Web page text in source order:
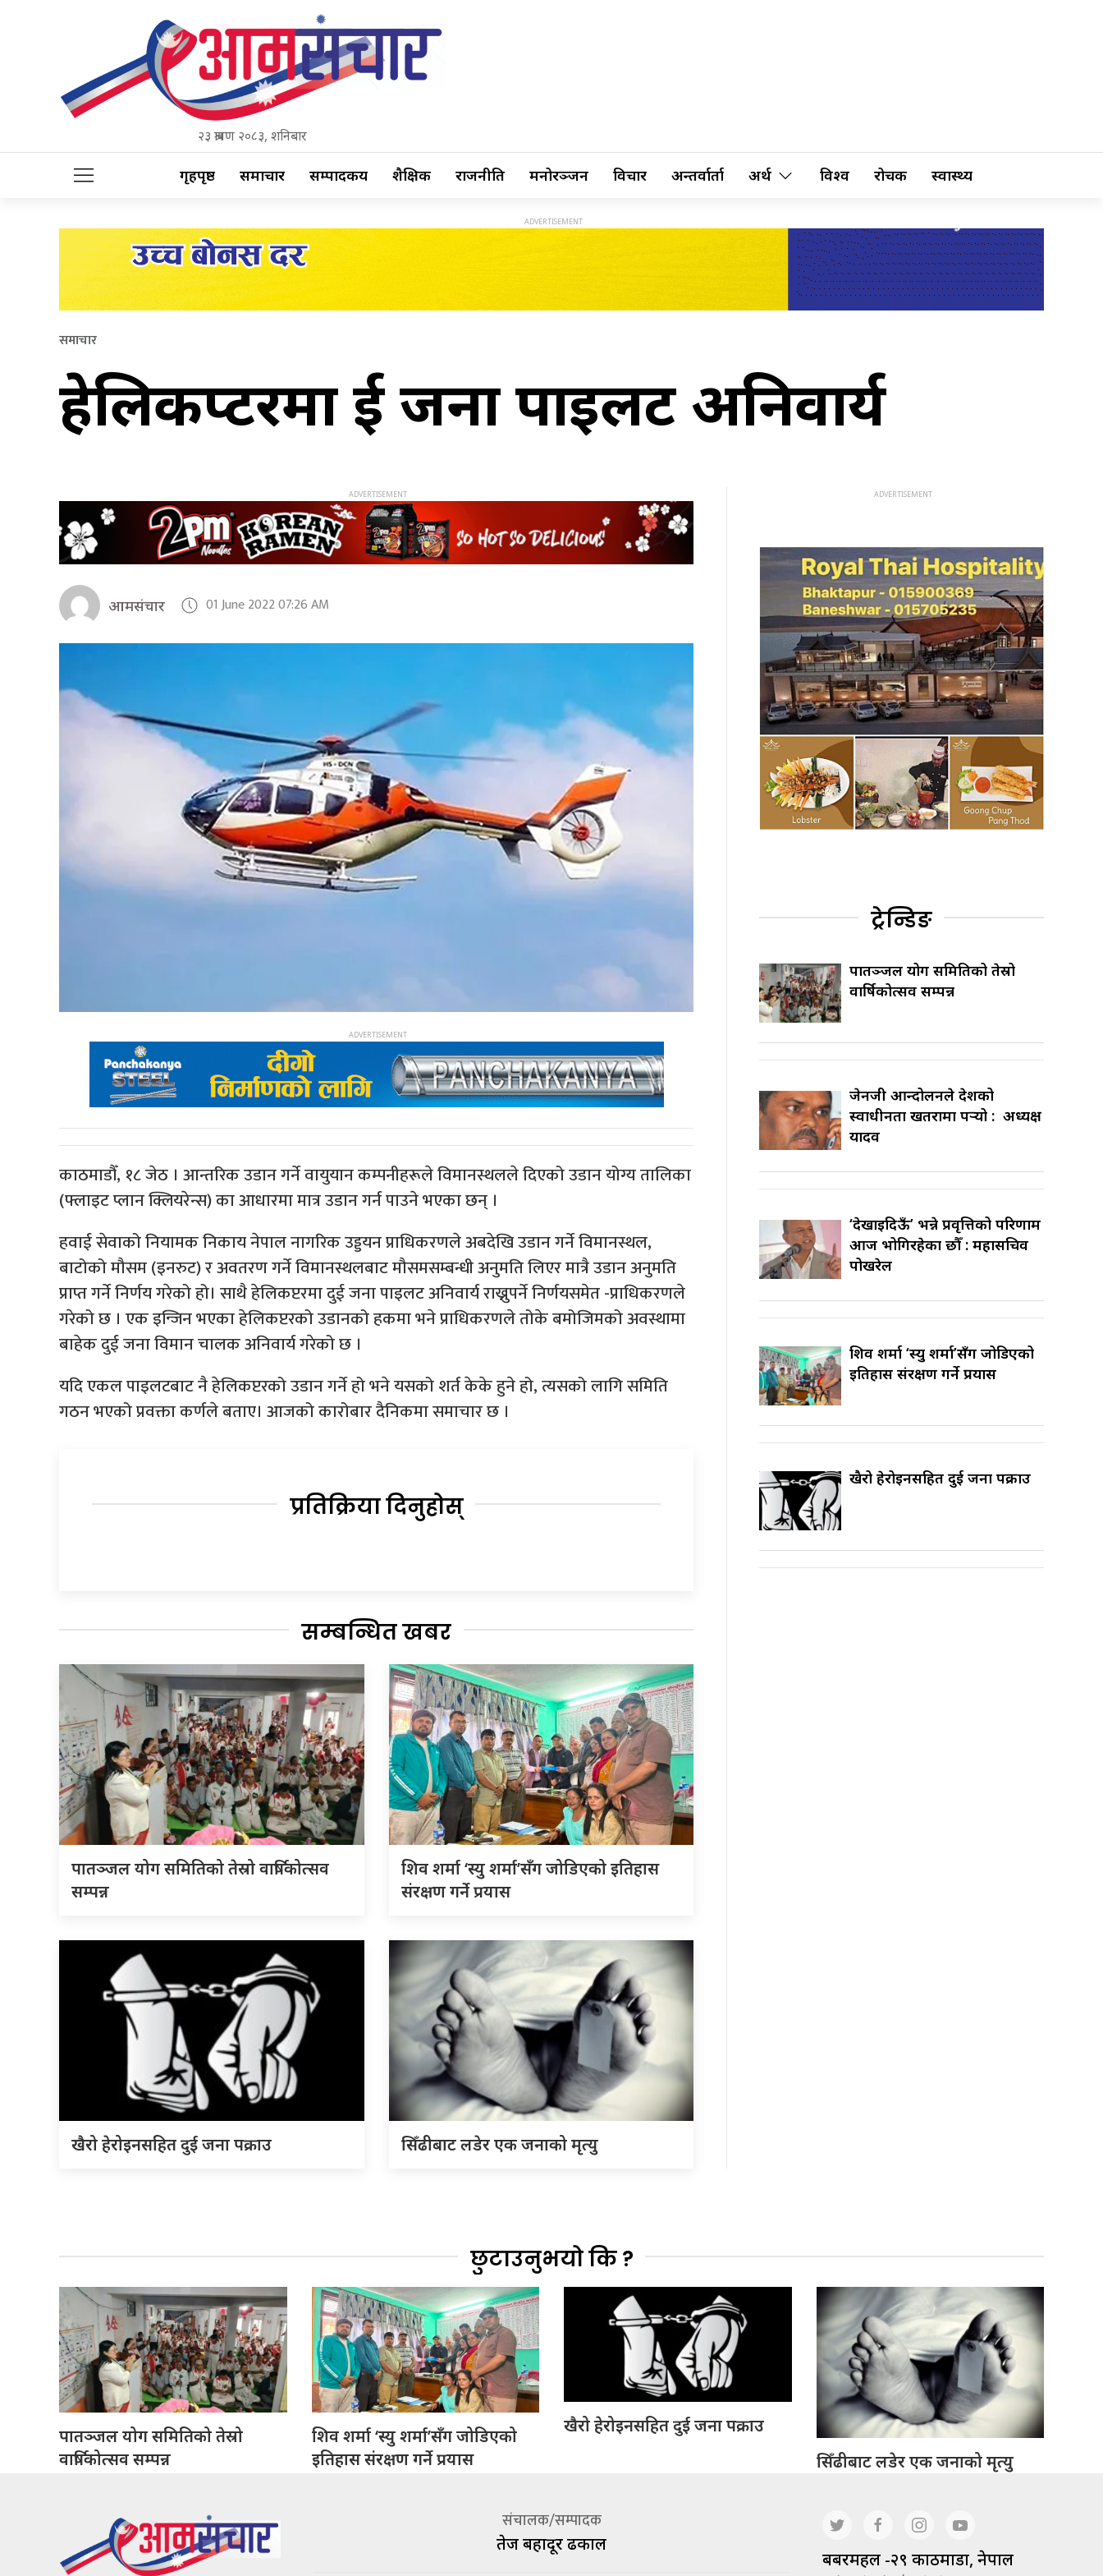
२३ श्रावण २०८३, शनिबार
गृहपृष्ठ समाचार सम्पादकीय शैक्षिक राजनीति मनोरञ्जन विचार अन्तर्वार्ता अर्थ विश्व रोचक स्वास्थ्य
समाचार
हेलिकप्टरमा दुई जना पाइलट अनिवार्य
आमसंचार 01 June 2022 07:26 AM
काठमाडौँ, १८ जेठ । आन्तरिक उडान गर्ने वायुयान कम्पनीहरूले विमानस्थलले दिएको उडान योग्य तालिका
(फ्लाइट प्लान क्लियरेन्स) का आधारमा मात्र उडान गर्न पाउने भएका छन् ।
हवाई सेवाको नियामक निकाय नेपाल नागरिक उड्डयन प्राधिकरणले अबदेखि उडान गर्ने विमानस्थल,
बाटोको मौसम (इनरुट) र अवतरण गर्ने विमानस्थलबाट मौसमसम्बन्धी अनुमति लिएर मात्रै उडान अनुमति
प्राप्त गर्ने निर्णय गरेको हो। साथै हेलिकप्टरमा दुई जना पाइलट अनिवार्य राख्नुपर्ने निर्णयसमेत -प्राधिकरणले
गरेको छ । एक इन्जिन भएका हेलिकप्टरको उडानको हकमा भने प्राधिकरणले तोके बमोजिमको अवस्थामा
बाहेक दुई जना विमान चालक अनिवार्य गरेको छ ।
यदि एकल पाइलटबाट नै हेलिकप्टरको उडान गर्ने हो भने यसको शर्त केके हुने हो, त्यसको लागि समिति
गठन भएको प्रवक्ता कर्णले बताए। आजको कारोबार दैनिकमा समाचार छ ।
प्रतिक्रिया दिनुहोस्
सम्बन्धित खबर
पातञ्जल योग समितिको तेस्रो वार्षिकोत्सव
सम्पन्न
शिव शर्मा ‘स्यु शर्मा’सँग जोडिएको इतिहास
संरक्षण गर्ने प्रयास
खैरो हेरोइनसहित दुई जना पक्राउ सिँढीबाट लडेर एक जनाको मृत्यु
ट्रेन्डिङ
पातञ्जल योग समितिको तेस्रो
वार्षिकोत्सव सम्पन्न
जेनजी आन्दोलनले देशको
स्वाधीनता खतरामा पर्‍यो : अध्यक्ष
यादव
‘देखाइदिऊँ’ भन्ने प्रवृत्तिको परिणाम
आज भोगिरहेका छौँ : महासचिव
पोखरेल
शिव शर्मा ‘स्यु शर्मा’सँग जोडिएको
इतिहास संरक्षण गर्ने प्रयास
खैरो हेरोइनसहित दुई जना पक्राउ
छुटाउनुभयो कि ?
पातञ्जल योग समितिको तेस्रो
वार्षिकोत्सव सम्पन्न
शिव शर्मा ‘स्यु शर्मा’सँग जोडिएको
इतिहास संरक्षण गर्ने प्रयास
खैरो हेरोइनसहित दुई जना पक्राउ
सिँढीबाट लडेर एक जनाको मृत्यु
संचालक/सम्पादक
तेज बहादूर ढकाल
बबरमहल -२९ काठमाडौं, नेपाल